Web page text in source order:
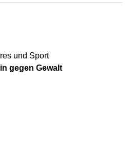
und Sport
gegen Gewalt